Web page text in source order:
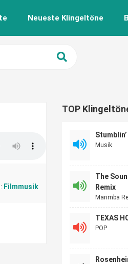
Neueste Klingeltöne
Filmmusik
TOP
Stumblin’
Musik
The
Remix
Marimba
TEXAS
POP